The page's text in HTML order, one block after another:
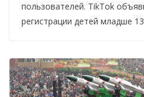
пользователей. TikTok
регистрации детей младше